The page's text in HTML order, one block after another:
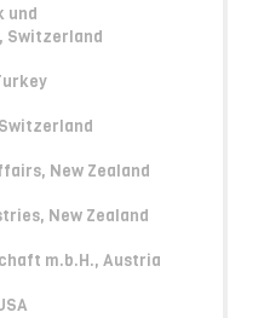
und
Switzerland
New Zealand
New Zealand
m.b.H., Austria